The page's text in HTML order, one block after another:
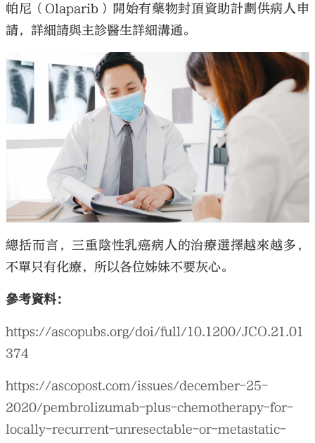
帕尼（Olaparib）開始有藥物封頂資助計劃供病人申
請，詳細請與主診醫生詳細溝通。
總括而言，三重陰性乳癌病人的治療選擇越來越多，
不單只有化療，所以各位姊妹不要灰心。
參考資料：
https://ascopubs.org/doi/full/10.1200/JCO.21.01
374
https://ascopost.com/issues/december-25-
2020/pembrolizumab-plus-chemotherapy-for-
locally-recurrent-unresectable-or-metastatic-